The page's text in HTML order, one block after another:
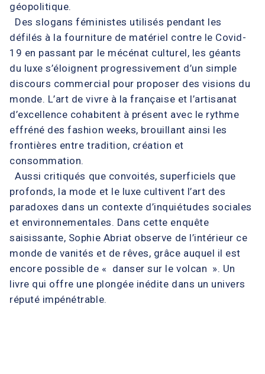
géopolitique.
Des slogans féministes utilisés pendant les
défilés à la fourniture de matériel contre le Covid-
19 en passant par le mécénat culturel, les géants
du luxe s’éloignent progressivement d’un simple
discours commercial pour proposer des visions du
monde. L’art de vivre à la française et l’artisanat
d’excellence cohabitent à présent avec le rythme
effréné des fashion weeks, brouillant ainsi les
frontières entre tradition, création et
consommation.
Aussi critiqués que convoités, superficiels que
profonds, la mode et le luxe cultivent l’art des
paradoxes dans un contexte d’inquiétudes sociales
et environnementales. Dans cette enquête
saisissante, Sophie Abriat observe de l’intérieur ce
monde de vanités et de rêves, grâce auquel il est
encore possible de « danser sur le volcan ». Un
livre qui offre une plongée inédite dans un univers
réputé impénétrable.